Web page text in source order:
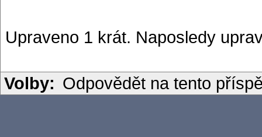
Upraveno 1 krát. Naposledy
Volby: Odpovědět na tento